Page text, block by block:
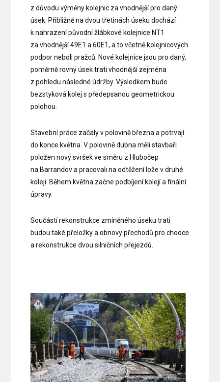
z důvodu výměny kolejnic za vhodnější pro daný
úsek. Přibližně na dvou třetinách úseku dochází
k nahrazení původní žlábkové kolejnice NT1
za vhodnější 49E1 a 60E1, a to včetně kolejnicových
podpor neboli pražců. Nové kolejnice jsou pro daný,
poměrně rovný úsek trati vhodnější zejména
z pohledu následné údržby. Výsledkem bude
bezstyková kolej s předepsanou geometrickou
polohou.
Stavební práce začaly v polovině března a potrvají
do konce května. V polovině dubna měli stavbaři
položen nový svršek ve směru z Hlubočep
na Barrandov a pracovali na odtěžení lože v druhé
koleji. Během května začne podbíjení kolejí a finální
úpravy.
Součástí rekonstrukce zmíněného úseku trati
budou také přeložky a obnovy přechodů pro chodce
a rekonstrukce dvou silničních přejezdů.